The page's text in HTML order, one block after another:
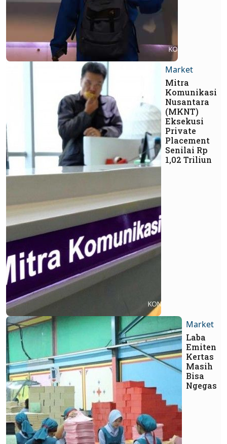
Market
Mitra
Komunikasi
Nusantara
(MKNT)
Eksekusi
Private
Placement
Senilai Rp
1,02 Triliun
Market
Laba
Emiten
Kertas
Masih
Bisa
Ngegas